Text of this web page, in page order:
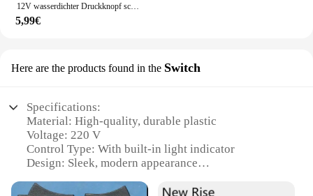
12V wasserdichter Druckknopf schalter Ein-Aus-Schalter mit 4 "Anschluss kabel schwarz 2St
5,99€
Here are the products found in the Switch
Specifications:
Material: High-quality, durable plastic
Voltage: 220 V
Control Type: With built-in light indicator
Design: Sleek, modern appearance
Performance: Reliable switching with a touch of